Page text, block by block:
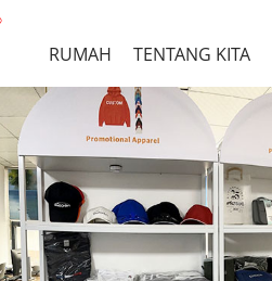
RUMAH TENTANG KITA